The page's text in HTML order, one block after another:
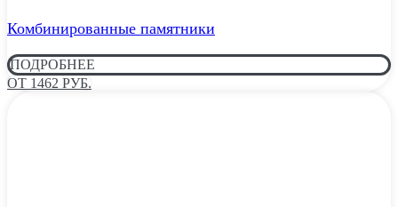
Комбинированные памятники
ПОДРОБНЕЕ
ОТ 1462 РУБ.